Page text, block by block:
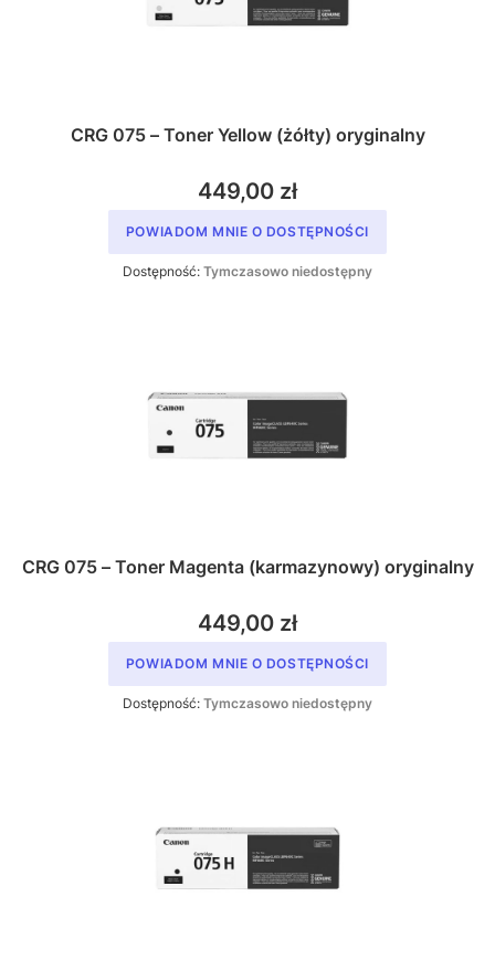
CRG 075 – Toner Yellow (żółty) oryginalny
449,00 zł
POWIADOM MNIE O DOSTĘPNOŚCI
Dostępność: Tymczasowo niedostępny
CRG 075 – Toner Magenta (karmazynowy) oryginalny
449,00 zł
POWIADOM MNIE O DOSTĘPNOŚCI
Dostępność: Tymczasowo niedostępny